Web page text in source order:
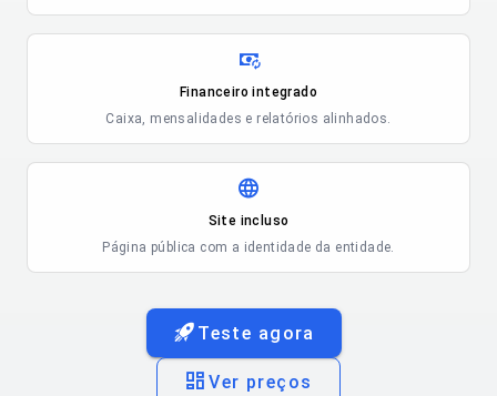
Financeiro integrado
Caixa, mensalidades e relatórios alinhados.
Site incluso
Página pública com a identidade da entidade.
Teste agora
Ver preços